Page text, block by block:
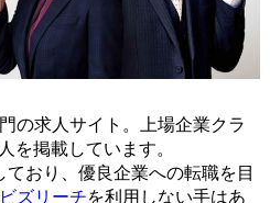
の求人サイト。上場企業クラ
を掲載しています。
おり、優良企業への転職を目
ビズリーチを利用しない手はあ